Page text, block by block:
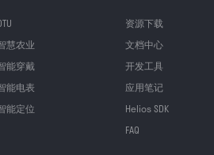
慧农业
能穿戴
能电表
能定位
资源下载
文档中心
开发工具
应用笔记
Helios SDK
FAQ